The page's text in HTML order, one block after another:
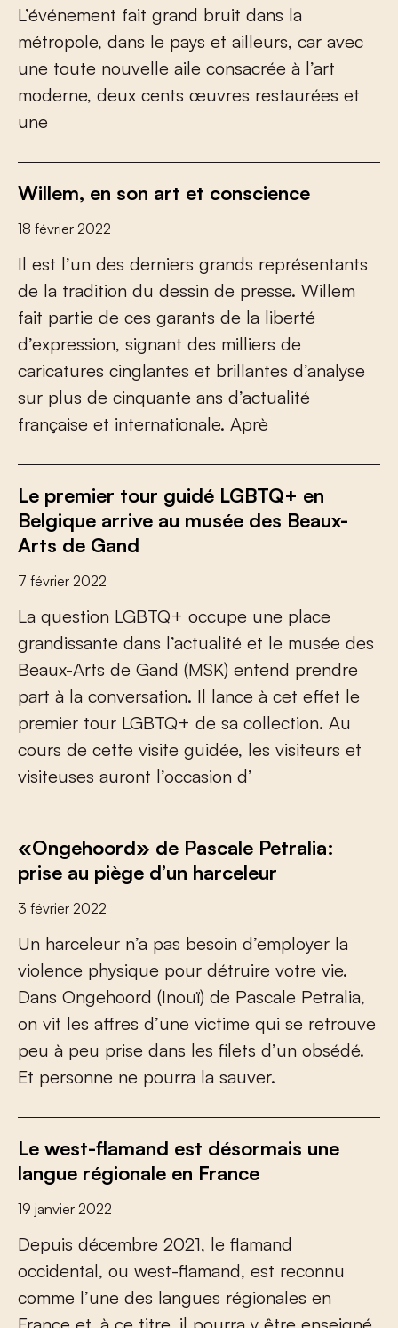
L’événement fait grand bruit dans la
métropole, dans le pays et ailleurs, car avec
une toute nouvelle aile consacrée à l’art
moderne, deux cents œuvres restaurées et
une
Willem, en son art et conscience
18 février 2022
Il est l’un des derniers grands représentants
de la tradition du dessin de presse. Willem
fait partie de ces garants de la liberté
d’expression, signant des milliers de
caricatures cinglantes et brillantes d’analyse
sur plus de cinquante ans d’actualité
française et internationale. Aprè
Le premier tour guidé LGBTQ+ en
Belgique arrive au musée des Beaux-
Arts de Gand
7 février 2022
La question LGBTQ+ occupe une place
grandissante dans l’actualité et le musée des
Beaux-Arts de Gand (MSK) entend prendre
part à la conversation. Il lance à cet effet le
premier tour LGBTQ+ de sa collection. Au
cours de cette visite guidée, les visiteurs et
visiteuses auront l’occasion d’
«Ongehoord» de Pascale Petralia:
prise au piège d’un harceleur
3 février 2022
Un harceleur n’a pas besoin d’employer la
violence physique pour détruire votre vie.
Dans Ongehoord (Inouï) de Pascale Petralia,
on vit les affres d’une victime qui se retrouve
peu à peu prise dans les filets d’un obsédé.
Et personne ne pourra la sauver.
Le west-flamand est désormais une
langue régionale en France
19 janvier 2022
Depuis décembre 2021, le flamand
occidental, ou west-flamand, est reconnu
comme l’une des langues régionales en